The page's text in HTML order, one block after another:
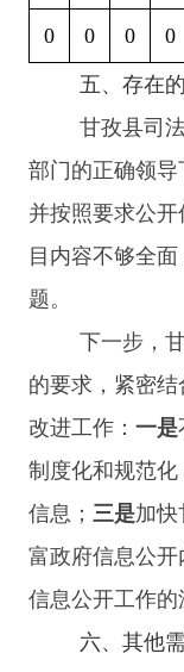
0 0 0 0
五、存在
甘孜县司
部门的正确领导
并按照要求公
目内容不够全
题。
下一步，
的要求，紧密
改进工作： 一是
制度化和规范化
信息； 三是加快
富政府信息公
信息公开工作的
六、其他